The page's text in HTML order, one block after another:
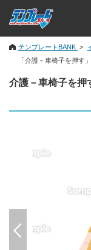
テンプレートBANK
「介護－車椅子を押す
介護－車椅子を押